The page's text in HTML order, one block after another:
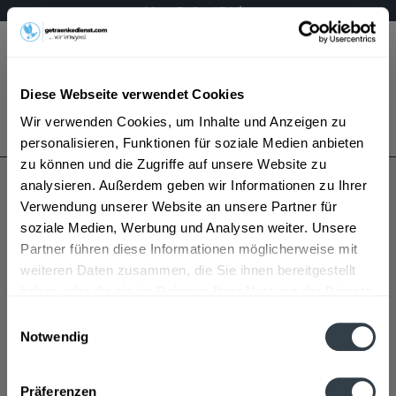
Diese Webseite verwendet Cookies
Wir verwenden Cookies, um Inhalte und Anzeigen zu
personalisieren, Funktionen für soziale Medien anbieten
zu können und die Zugriffe auf unsere Website zu
analysieren. Außerdem geben wir Informationen zu Ihrer
Verwendung unserer Website an unsere Partner für
soziale Medien, Werbung und Analysen weiter. Unsere
Partner führen diese Informationen möglicherweise mit
weiteren Daten zusammen, die Sie ihnen bereitgestellt
Notwendig
Präferenzen
Mo – Fr 9 – 17 Uhr
Menü
Bestellung widerrufen
Es gilt unsere Datenschutzerklärung
è Aqua
è Aqua wird in den folgenden Regionen, Städten,